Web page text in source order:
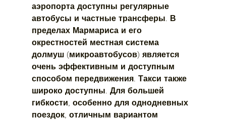
аэропорта доступны регулярные
автобусы и частные трансферы. В
пределах Мармариса и его
окрестностей местная система
долмуш (микроавтобусов) является
очень эффективным и доступным
способом передвижения. Такси также
широко доступны. Для большей
гибкости, особенно для однодневных
поездок, отличным вариантом